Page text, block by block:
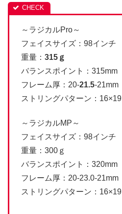
～ラジカルPro～
フェイスサイズ：98インチ
重量： 315ｇ
バランスポイント：315mm
フレーム厚：20-21.5-21mm
ストリングパターン：16×19
～ラジカルMP～
フェイスサイズ：98インチ
重量：300ｇ
バランスポイント：320mm
フレーム厚：20-23.0-21mm
ストリングパターン：16×19